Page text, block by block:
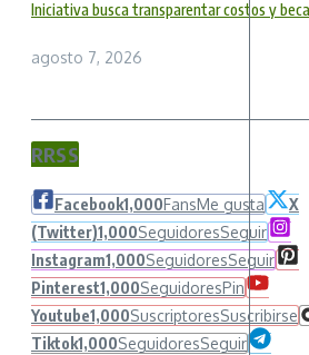
Iniciativa busca transparentar costos y
agosto 7, 2026
RRSS
Facebook1,000FansMe gusta
X
(Twitter)1,000SeguidoresSeguir
Instagram1,000SeguidoresSeguir
Pinterest1,000SeguidoresPin
Youtube1,000SuscriptoresSuscribirse
Tiktok1,000SeguidoresSeguir